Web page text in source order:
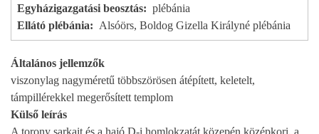
Egyházigazgatási beosztás
plébánia
Ellátó plébánia
Alsóörs, Boldog Gizella Királyné plébánia
Általános jellemzők
viszonylag nagyméretű többszörösen átépített, keletelt,
támpillérekkel megerősített templom
Külső leírás
A torony sarkait és a hajó D-i homlokzatát közepén középkori, a